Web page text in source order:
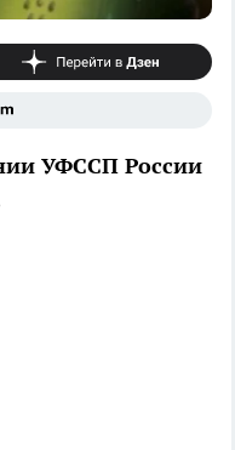
УФССП России